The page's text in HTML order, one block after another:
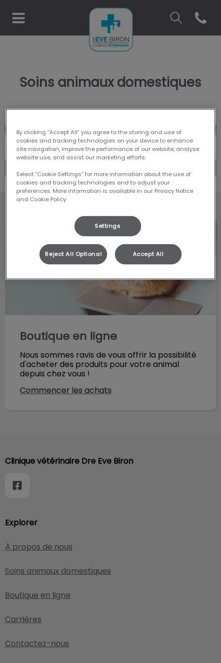
Page d'accueil de Clinique
Open
Soins animaux domestiques
Services pour chiens et chats
propriétaires
Boutique en ligne
Nous sommes ravis de vous offrir la possibilité
d'acheter des produits pour votre animal
depuis chez vous !
Commencer les achats
Explorer
À propos de nous
Soins animaux domestiques
Boutique en ligne
Carrières
Contactez-nous
Clinique vétérinaire Dre Eve Biron
By clicking “Accept All” you agree to the storing and use of
cookies and tracking technologies on your device to enhance
site navigation, improve the performance of our website, analyse
website use, and assist our marketing efforts.
Select “Cookie Settings” for more information about the use of
cookies and tracking technologies and to adjust your
preferences. More information is available in our Privacy Notice
and Cookie Policy.
Settings
Reject All Optional Accept All